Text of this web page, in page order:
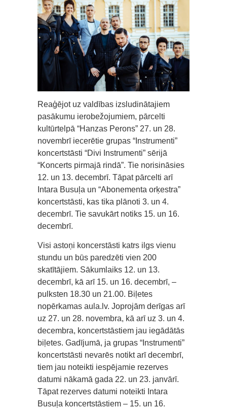
Reaģējot uz valdības izsludinātajiem
pasākumu ierobežojumiem, pārcelti
kultūrtelpā “Hanzas Perons” 27. un 28.
novembrī iecerētie grupas “Instrumenti”
koncertstāsti “Divi Instrumenti” sērijā
“Koncerts pirmajā rindā”. Tie norisināsies
12. un 13. decembrī. Tāpat pārcelti arī
Intara Busuļa un “Abonementa orķestra”
koncertstāsti, kas tika plānoti 3. un 4.
decembrī. Tie savukārt notiks 15. un 16.
decembrī.
Visi astoņi koncerstāsti katrs ilgs vienu
stundu un būs paredzēti vien 200
skatītājiem. Sākumlaiks 12. un 13.
decembrī, kā arī 15. un 16. decembrī, –
pulksten 18.30 un 21.00. Biļetes
nopērkamas aula.lv. Joprojām derīgas arī
uz 27. un 28. novembra, kā arī uz 3. un 4.
decembra, koncertstāstiem jau iegādātās
biļetes. Gadījumā, ja grupas “Instrumenti”
koncertstāsti nevarēs notikt arī decembrī,
tiem jau noteikti iespējamie rezerves
datumi nākamā gada 22. un 23. janvārī.
Tāpat rezerves datumi noteikti Intara
Busuļa koncertstāstiem – 15. un 16.